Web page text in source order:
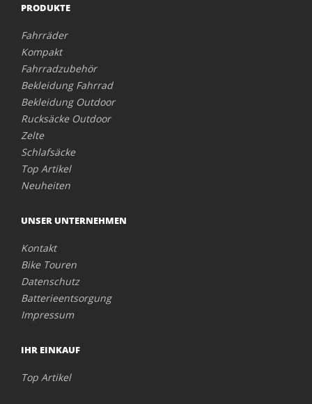
PRODUKTE
Fahrräder
Kompakt
Fahrradzubehör
Bekleidung Fahrrad
Bekleidung Outdoor
Rucksäcke Outdoor
Zelte
Schlafsäcke
Top Artikel
Neuheiten
UNSER UNTERNEHMEN
Kontakt
Bike Touren
Datenschutz
Batterieentsorgung
Impressum
IHR EINKAUF
Top Artikel